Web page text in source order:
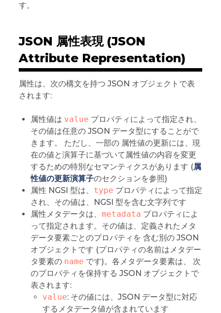
す。
JSON 属性表現 (JSON
Attribute Representation)
属性は、次の構文を持つ JSON オブジェクトで表
されます:
属性値は value プロパティによって指定され、
その値は任意の JSON データ型にすることがで
きます。 ただし、一部の 属性値の更新には、現
在の値と演算子に基づいて属性値の内容を変更
するための特別なセマンティクスがあります (属
性値の更新演算子のセクションを参照)
属性 NGSI 型は、 type プロパティによって指定
され、その値は、NGSI 型を含む文字列です
属性メタデータは、 metadata プロパティによ
って指定されます。その値は、定義されたメタ
データ要素ごとのプロパティを 含む別の JSON
オブジェクトです (プロパティの名前はメタデー
タ要素の name です)。各メタデータ要素は、 次
のプロパティを保持する JSON オブジェクトで
表されます:
value: その値には、JSON データ型に対応
するメタデータ値が含まれています